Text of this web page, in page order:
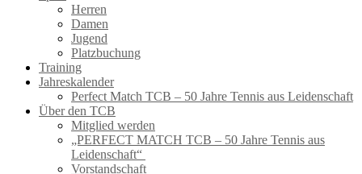
Herren
Damen
Jugend
Platzbuchung
Training
Jahreskalender
Perfect Match TCB – 50 Jahre Tennis aus Leidenschaft
Über den TCB
Mitglied werden
„PERFECT MATCH TCB – 50 Jahre Tennis aus
Leidenschaft“
Vorstandschaft